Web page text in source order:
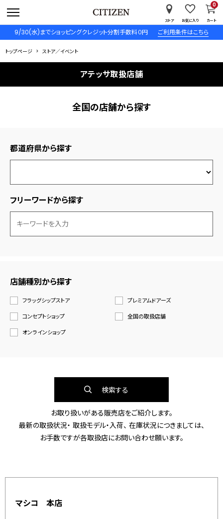
9/30(水)までショッピングクレジット分割手数料０円 ご利用条件はこちら
ストア お気に入り カート
0
トップページ ストア／イベント
アテッサ取扱店舗
全国の店舗から探す
都道府県から探す
フリーワードから探す
店舗種別から探す
フラッグシップストア
プレミアムドアーズ
コンセプトショップ
全国の取扱店舗
オンラインショップ
検索する
お取り扱いがある販売店をご紹介します。
最新の取扱状況・ 取扱モデル・入荷、 在庫状況につきましては、
お手数ですが各取扱店にお問い合わせ願います。
マシコ 本店